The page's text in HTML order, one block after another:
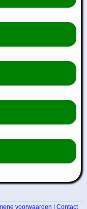
voorwaarden Contact